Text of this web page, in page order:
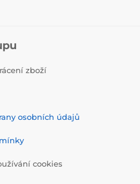
zboží
osobních údajů
cookies